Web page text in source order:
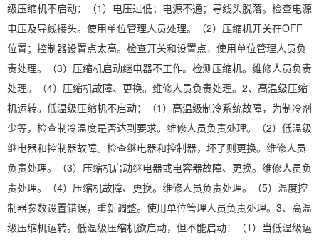
级压缩机不启动：（1）电压过低；电源不通；导线头脱落。检查电源
电压及导线接头。使用单位管理人员处理。（2）压缩机开关在OFF
位置；控制器设置点太高。检查开关和设置点，使用单位管理人员负
责处理。（3）压缩机启动继电器不工作。检测压缩机。维修人员负责
处理。（4）压缩机故障、更换。维修人员负责处理。2、高温级压缩
机运转。低温级压缩机不启动：（1）高温级制冷系统故障，为制冷剂
少等，检查制冷温度是否达到要求。维修人员负责处理。（2）低温级
继电器和控制器故障。检查继电器和控制器，坏了则更换。维修人员
负责处理。（3）压缩机启动继电器或电容器故障、更换。维修人员负
责处理。（4）压缩机故障、更换。维修人员负责处理。（5）温度控
制器参数设置错误，重新调整。使用单位管理人员负责处理。3、高温
级压缩机运转。低温级压缩机欲启动，但不能启动：（1）当低温级运